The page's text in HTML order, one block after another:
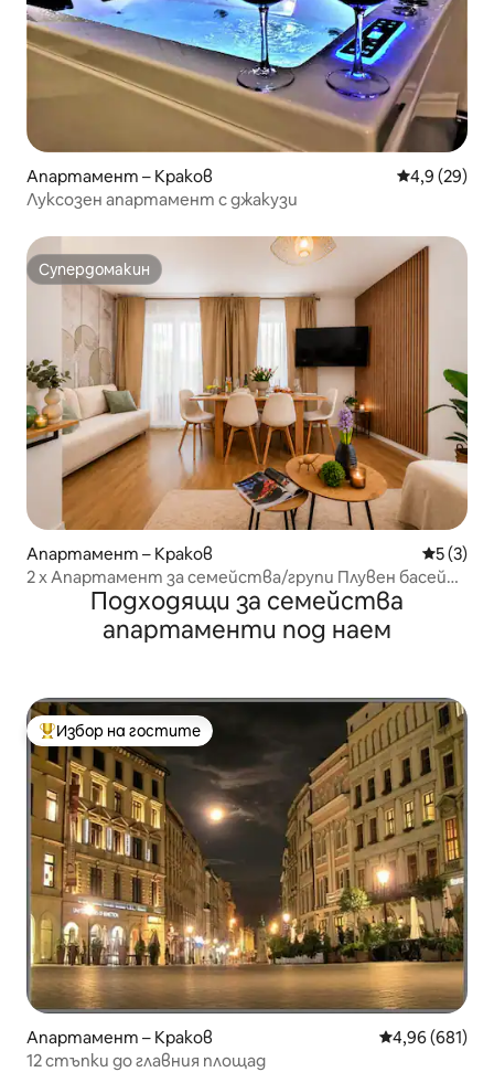
Апартамент – Краков Средна
4,9 (29)
Луксозен апартамент с джакузи
Супердомакин
Супердомакин
Апартамент – Краков Средна
5 (3)
2 x Апартамент за семейства/групи Плувен басейн
Подходящи за семейства
апартаменти под наем
Най-популярен избор на гостите
Избор на гостите
Апартамент – Краков Средна
4,96 (681)
12 стъпки до главния площад